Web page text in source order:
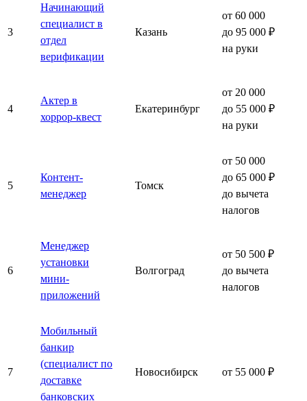
3
Начинающий
специалист в
отдел
верификации
Казань
от 60 000
до 95 000 ₽
на руки
4
Актер в
хоррор-квест
Екатеринбург
от 20 000
до 55 000 ₽
на руки
5
Контент-
менеджер
Томск
от 50 000
до 65 000 ₽
до вычета
налогов
6
Менеджер
установки
мини-
приложений
Волгоград
от 50 500 ₽
до вычета
налогов
7
Мобильный
банкир
(специалист по
доставке
банковских
Новосибирск от 55 000 ₽